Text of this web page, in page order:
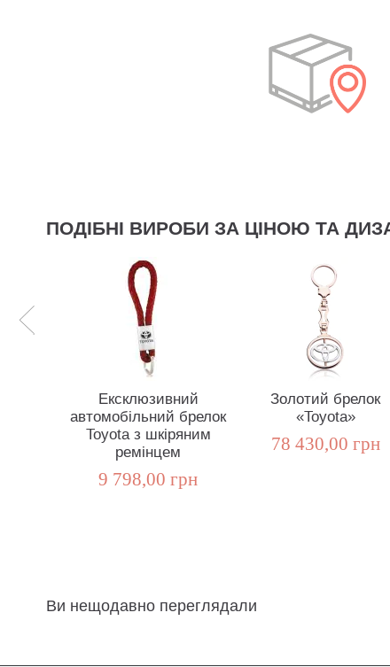
ПОДІБНІ ВИРОБИ ЗА ЦІНОЮ ТА
Ексклюзивний
автомобільний брелок
Toyota з шкіряним
ремінцем
9 798,00 грн
Золотий брелок
«Toyota»
78 430,00 грн
Ви нещодавно переглядали